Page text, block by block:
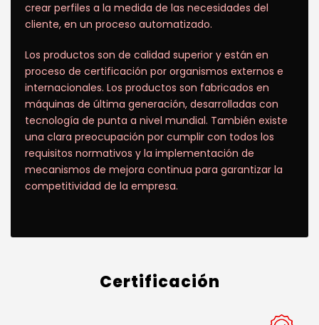
crear perfiles a la medida de las necesidades del
cliente, en un proceso automatizado.
Los productos son de calidad superior y están en
proceso de certificación por organismos externos e
internacionales. Los productos son fabricados en
máquinas de última generación, desarrolladas con
tecnología de punta a nivel mundial. También existe
una clara preocupación por cumplir con todos los
requisitos normativos y la implementación de
mecanismos de mejora continua para garantizar la
competitividad de la empresa.
Certificación